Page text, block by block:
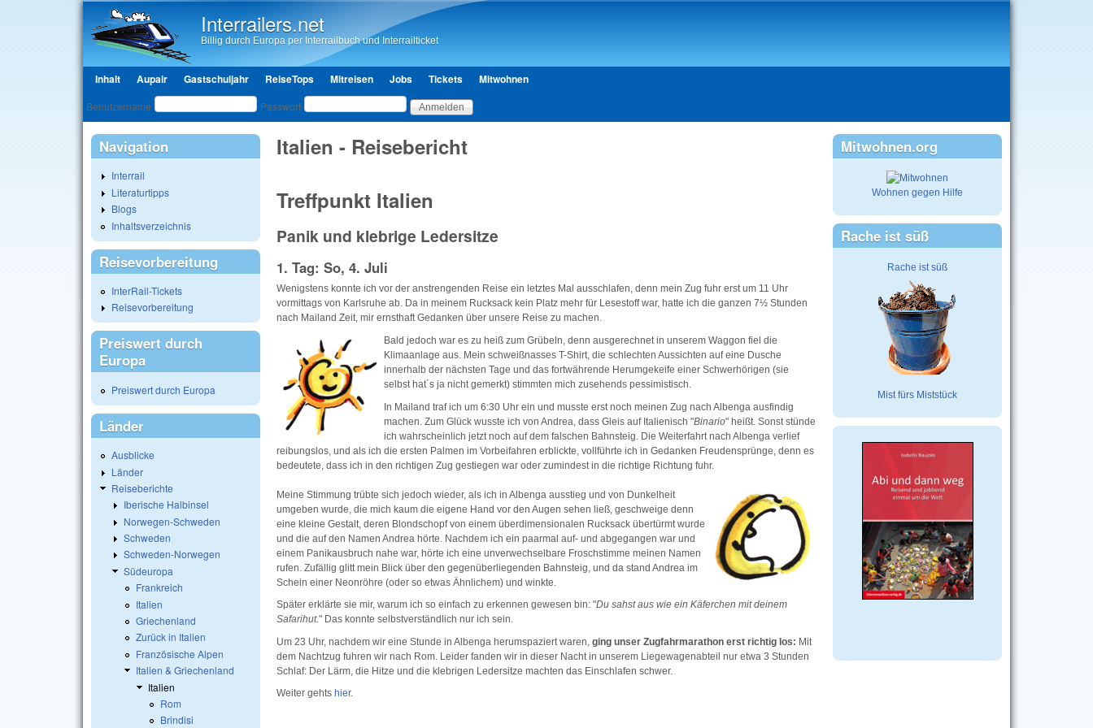
Interrailers.net
Billig durch Europa per Interrailbuch und Interrailticket
Hauptmenü
Inhalt Aupair Gastschuljahr ReiseTops Mitreisen Jobs Tickets Mitwohnen
Benutzeranmeldung
Benutzername Passwort
Italien - Reisebericht
Treffpunkt Italien
Panik und klebrige Ledersitze
1. Tag: So, 4. Juli
Wenigstens konnte ich vor der anstrengenden Reise ein letztes Mal ausschlafen, denn mein Zug fuhr erst um 11 Uhr
vormittags von Karlsruhe ab. Da in meinem Rucksack kein Platz mehr für Lesestoff war, hatte ich die ganzen 7½ Stunden
nach Mailand Zeit, mir ernsthaft Gedanken über unsere Reise zu machen.
Bald jedoch war es zu heiß zum Grübeln, denn ausgerechnet in unserem Waggon fiel die
Klimaanlage aus. Mein schweißnasses T-Shirt, die schlechten Aussichten auf eine Dusche
innerhalb der nächsten Tage und das fortwährende Herumgekeife einer Schwerhörigen (sie
selbst hat´s ja nicht gemerkt) stimmten mich zusehends pessimistisch.
In Mailand traf ich um 6:30 Uhr ein und musste erst noch meinen Zug nach Albenga ausfindig
machen. Zum Glück wusste ich von Andrea, dass Gleis auf Italienisch "Binario" heißt. Sonst stünde
ich wahrscheinlich jetzt noch auf dem falschen Bahnsteig. Die Weiterfahrt nach Albenga verlief
reibungslos, und als ich die ersten Palmen im Vorbeifahren erblickte, vollführte ich in Gedanken Freudensprünge, denn es
bedeutete, dass ich in den richtigen Zug gestiegen war oder zumindest in die richtige Richtung fuhr.
Meine Stimmung trübte sich jedoch wieder, als ich in Albenga ausstieg und von Dunkelheit
umgeben wurde, die mich kaum die eigene Hand vor den Augen sehen ließ, geschweige denn
eine kleine Gestalt, deren Blondschopf von einem überdimensionalen Rucksack übertürmt wurde
und die auf den Namen Andrea hörte. Nachdem ich ein paarmal auf- und abgegangen war und
einem Panikausbruch nahe war, hörte ich eine unverwechselbare Froschstimme meinen Namen
rufen. Zufällig glitt mein Blick über den gegenüberliegenden Bahnsteig, und da stand Andrea im
Schein einer Neonröhre (oder so etwas Ähnlichem) und winkte.
Später erklärte sie mir, warum ich so einfach zu erkennen gewesen bin: "Du sahst aus wie ein Käferchen mit deinem
Safarihut." Das konnte selbstverständlich nur ich sein.
Um 23 Uhr, nachdem wir eine Stunde in Albenga herumspaziert waren, ging unser Zugfahrmarathon erst richtig los: Mit
dem Nachtzug fuhren wir nach Rom. Leider fanden wir in dieser Nacht in unserem Liegewagenabteil nur etwa 3 Stunden
Schlaf: Der Lärm, die Hitze und die klebrigen Ledersitze machten das Einschlafen schwer.
Weiter gehts hier.
Navigation
Interrail
Literaturtipps
Blogs
Inhaltsverzeichnis
Reisevorbereitung
InterRail-Tickets
Reisevorbereitung
Preiswert durch
Europa
Preiswert durch Europa
Länder
Ausblicke
Länder
Reiseberichte
Iberische Halbinsel
Norwegen-Schweden
Schweden
Schweden-Norwegen
Südeuropa
Frankreich
Italien
Griechenland
Zurück in Italien
Französische Alpen
Italien & Griechenland
Italien
Rom
Brindisi
Mitwohnen.org
Wohnen gegen Hilfe
Rache ist süß
Rache ist süß
Mist fürs Miststück